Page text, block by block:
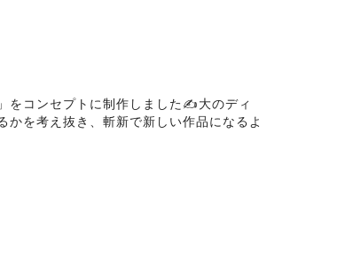
をコンセプトに制作しました✍️大のディ
を考え抜き、斬新で新しい作品になるよ